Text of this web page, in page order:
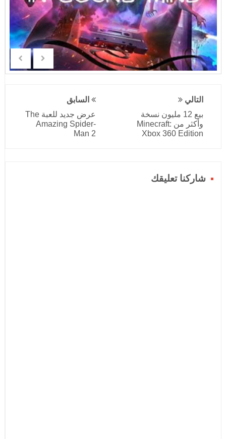
التالي
بيع 12 مليون نسخة
وأكثر من Minecraft:
Xbox 360 Edition
السابق
عرض جديد للعبة The
Amazing Spider-
Man 2
شاركنا تعليقك